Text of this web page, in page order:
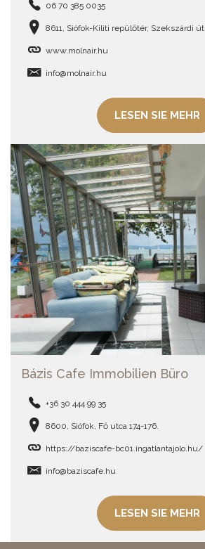
06 70 385 0035
8611, Siófok-Kiliti repülőtér, Szekszárdi út
www.molnair.hu
info@molnair.hu
LESEN SIE MEHR
Bázis Cafe Immobilien Büro
+36 30 444 99 35
8600, Siófok, Fő utca 174-176.
https://baziscafe-bc01.ingatlantajolo.hu/
info@baziscafe.hu
LESEN SIE MEHR